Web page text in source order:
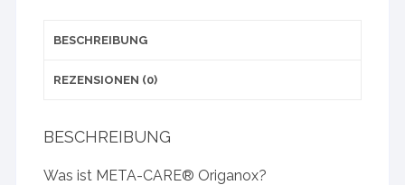
BESCHREIBUNG
REZENSIONEN (0)
BESCHREIBUNG
Was ist META-CARE® Origanox?